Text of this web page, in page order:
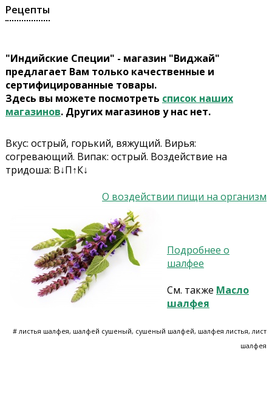
Рецепты
"Индийские Специи" - магазин "Виджай"
предлагает Вам только качественные и
сертифицированные товары.
Здесь вы можете посмотреть список наших
магазинов. Других магазинов у нас нет.
Вкус: острый, горький, вяжущий. Вирья:
согревающий. Випак: острый. Воздействие на
тридоша: В↓П↑К↓
О воздействии пищи на организм
Подробнее о
шалфее
См. также Масло
шалфея
# листья шалфея, шалфей сушеный, сушеный шалфей, шалфея листья, лист
шалфея